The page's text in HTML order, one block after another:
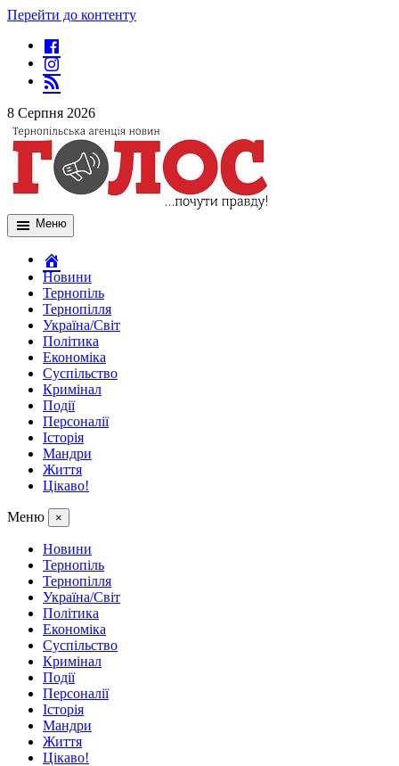
Перейти до контенту
8 Серпня 2026
Меню
Новини
Тернопіль
Тернопілля
Україна/Світ
Політика
Економіка
Суспільство
Кримінал
Події
Персоналії
Історія
Мандри
Життя
Цікаво!
Меню ×
Новини
Тернопіль
Тернопілля
Україна/Світ
Політика
Економіка
Суспільство
Кримінал
Події
Персоналії
Історія
Мандри
Життя
Цікаво!